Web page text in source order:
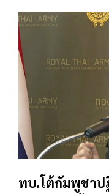
ทบ.โต้กัมพูชาป